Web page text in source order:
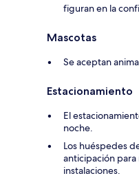
figuran en la
Mascotas
Se aceptan
Estacionamiento
El
noche.
Los huéspedes
anticipación para
instalaciones.